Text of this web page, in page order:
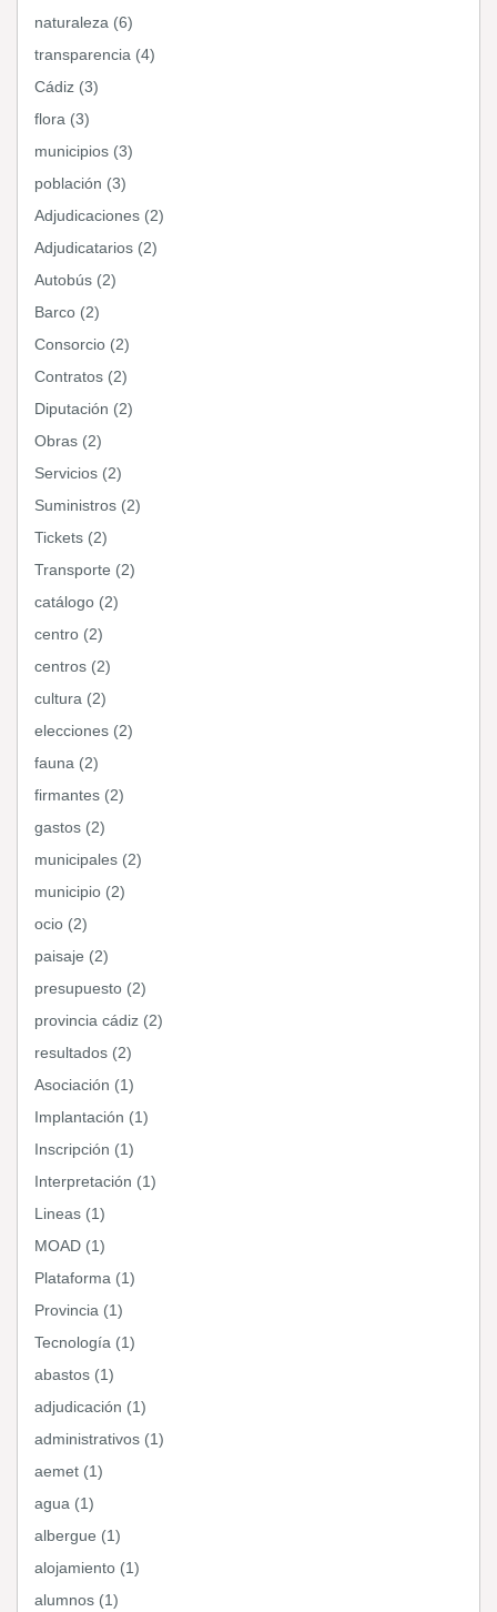
naturaleza (6)
transparencia (4)
Cádiz (3)
flora (3)
municipios (3)
población (3)
Adjudicaciones (2)
Adjudicatarios (2)
Autobús (2)
Barco (2)
Consorcio (2)
Contratos (2)
Diputación (2)
Obras (2)
Servicios (2)
Suministros (2)
Tickets (2)
Transporte (2)
catálogo (2)
centro (2)
centros (2)
cultura (2)
elecciones (2)
fauna (2)
firmantes (2)
gastos (2)
municipales (2)
municipio (2)
ocio (2)
paisaje (2)
presupuesto (2)
provincia cádiz (2)
resultados (2)
Asociación (1)
Implantación (1)
Inscripción (1)
Interpretación (1)
Lineas (1)
MOAD (1)
Plataforma (1)
Provincia (1)
Tecnología (1)
abastos (1)
adjudicación (1)
administrativos (1)
aemet (1)
agua (1)
albergue (1)
alojamiento (1)
alumnos (1)